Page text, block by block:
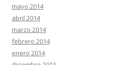
mayo 2014
abril 2014
marzo 2014
febrero 2014
enero 2014